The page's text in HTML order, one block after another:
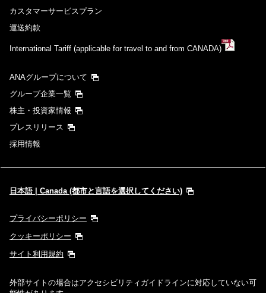
カスタマーサービスプラン
運送約款
International Tariff (applicable for travel to and from CANADA)
ANAグループについて
グループ企業一覧
株主・投資家情報
プレスリリース
採用情報
日本語 | Canada (都市と言語を選択してください)
プライバシーポリシー
クッキーポリシー
サイト利用規約
外部サイトの場合はアクセシビリティガイドラインに対応していない可